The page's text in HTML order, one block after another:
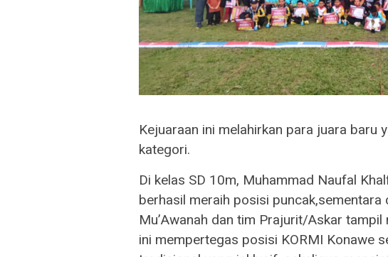
Kejuaraan ini melahirkan para juara
kategori.
Di kelas SD 10m, Muhammad Naufal
berhasil meraih posisi
Mu’Awanah dan tim Prajurit/Askar
ini mempertegas posisi KORMI Konawe